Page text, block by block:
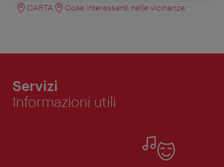
CARTA
Cose interessanti nelle vicinanze
Servizi
Informazioni utili